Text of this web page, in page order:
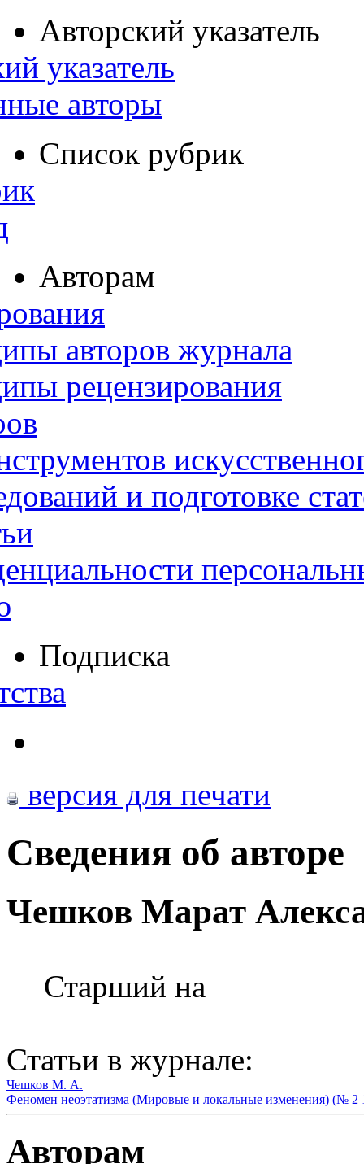
Авторский указатель
указатель
авторы
Список рубрик
Авторам
авторов журнала
рецензирования
и подготовке
Подписка
версия для печати
Сведения об авторе
Чешков Марат
Старший на
Статьи в журнале:
Чешков М. А.
Феномен неоэтатизма (Мировые и локальные изменения) (№ 2
Авторам